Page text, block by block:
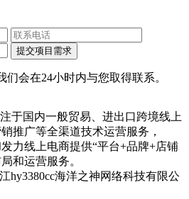
会在24小时内与您取得联系。
于国内一般贸易、进出口跨境线上
推广等全渠道技术运营服务，
力线上电商提供“平台+品牌+店铺
和运营服务。
hy3380cc海洋之神网络科技有限公